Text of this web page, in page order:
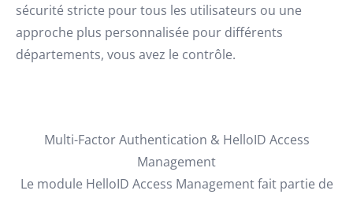
sécurité stricte pour tous les utilisateurs ou une
approche plus personnalisée pour différents
départements, vous avez le contrôle.
Multi-Factor Authentication & HelloID Access
Management
Le module HelloID Access Management fait partie de